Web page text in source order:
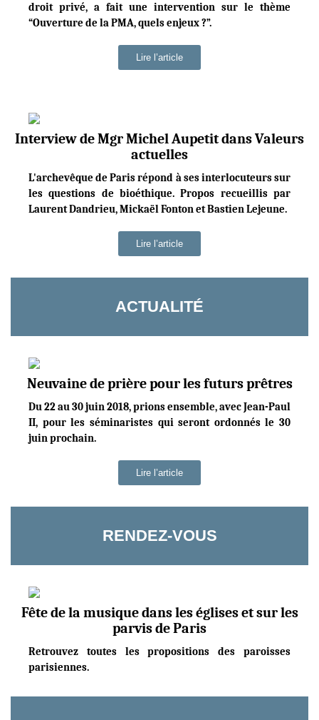
droit privé, a fait une intervention sur le thème
“Ouverture de la PMA, quels enjeux ?”.
Lire l’article
Interview de Mgr Michel Aupetit dans Valeurs
actuelles
L'archevêque de Paris répond à ses interlocuteurs sur
les questions de bioéthique. Propos recueillis par
Laurent Dandrieu, Mickaël Fonton et Bastien Lejeune.
Lire l’article
ACTUALITÉ
Neuvaine de prière pour les futurs prêtres
Du 22 au 30 juin 2018, prions ensemble, avec Jean-Paul
II, pour les séminaristes qui seront ordonnés le 30
juin prochain.
Lire l’article
RENDEZ-VOUS
Fête de la musique dans les églises et sur les
parvis de Paris
Retrouvez toutes les propositions des paroisses
parisiennes.